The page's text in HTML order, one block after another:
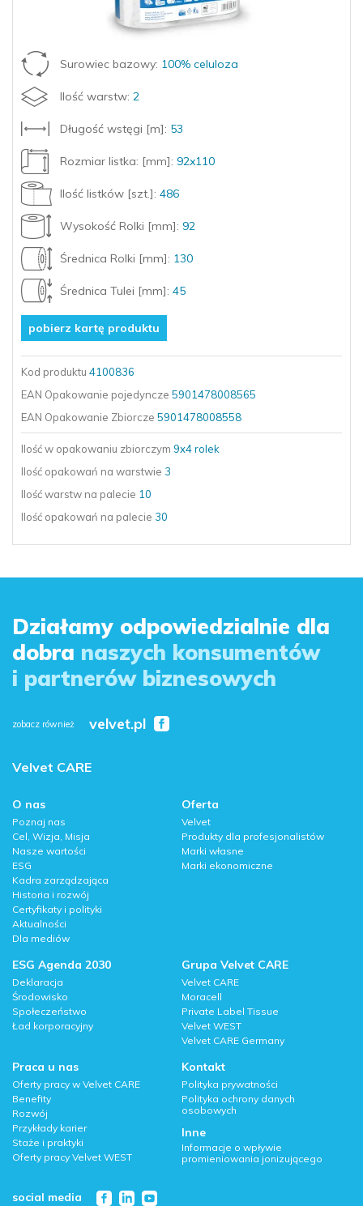
Surowiec bazowy: 100% celuloza
Ilość warstw: 2
Długość wstęgi [m]: 53
Rozmiar listka: [mm]: 92x110
Ilość listków [szt.]: 486
Wysokość Rolki [mm]: 92
Średnica Rolki [mm]: 130
Średnica Tulei [mm]: 45
pobierz kartę produktu
Kod produktu 4100836
EAN Opakowanie pojedyncze 5901478008565
EAN Opakowanie Zbiorcze 5901478008558
Ilość w opakowaniu zbiorczym 9x4 rolek
Ilość opakowań na warstwie 3
Ilość warstw na palecie 10
Ilość opakowań na palecie 30
Działamy odpowiedzialnie dla
dobra naszych konsumentów
i partnerów biznesowych
zobacz również velvet.pl
Velvet CARE
O nas
Poznaj nas
Cel, Wizja, Misja
Nasze wartości
ESG
Kadra zarządzająca
Historia i rozwój
Certyfikaty i polityki
Aktualności
Dla mediów
Oferta
Velvet
Produkty dla profesjonalistów
Marki własne
Marki ekonomiczne
ESG Agenda 2030
Deklaracja
Środowisko
Społeczeństwo
Ład korporacyjny
Grupa Velvet CARE
Velvet CARE
Moracell
Private Label Tissue
Velvet WEST
Velvet CARE Germany
Praca u nas
Oferty pracy w Velvet CARE
Benefity
Rozwój
Przykłady karier
Staże i praktyki
Oferty pracy Velvet WEST
Kontakt
Polityka prywatności
Polityka ochrony danych
osobowych
Inne
Informacje o wpływie
promieniowania jonizującego
social media